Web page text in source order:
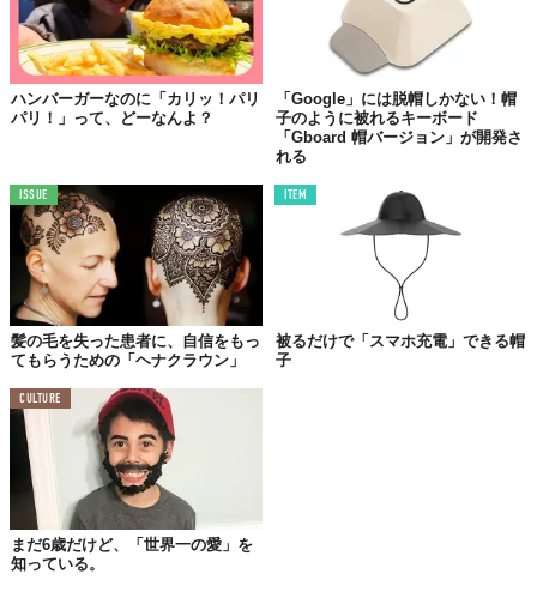
ハンバーガーなのに「カリッ！パリ
パリ！」って、どーなんよ？
「Google」には脱帽しかない！帽
子のように被れるキーボード
「Gboard 帽バージョン」が開発さ
れる
ISSUE
髪の毛を失った患者に、自信をもっ
てもらうための「ヘナクラウン」
ITEM
被るだけで「スマホ充電」できる帽
子
CULTURE
まだ6歳だけど、「世界一の愛」を
知っている。